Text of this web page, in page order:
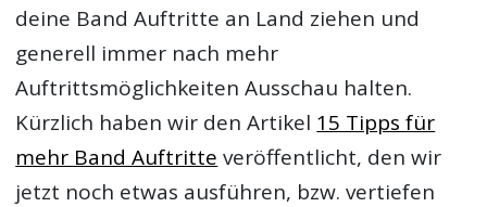
deine Band Auftritte an Land ziehen und
generell immer nach mehr
Auftrittsmöglichkeiten Ausschau halten.
Kürzlich haben wir den Artikel 15 Tipps für
mehr Band Auftritte veröffentlicht, den wir
jetzt noch etwas ausführen, bzw. vertiefen